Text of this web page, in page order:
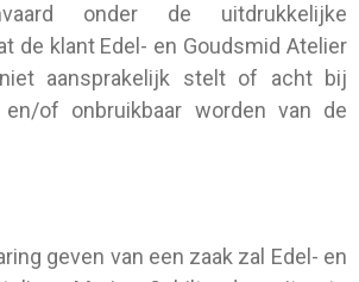
onder de uitdrukkelijke
de klant Edel- en Goudsmid Atelier
aansprakelijk stelt of acht bij
en/of onbruikbaar worden van de
geven van een zaak zal Edel- en